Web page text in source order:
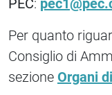
PEC:
Per quanto
Consiglio di
sezione Organi